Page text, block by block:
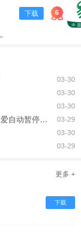
下载 6
03-30
03-30
03-30
手机迅雷下载电影，手机锁屏后，老是爱自动暂停，该如何办？ 03-29
03-30
03-29
更多 +
下载